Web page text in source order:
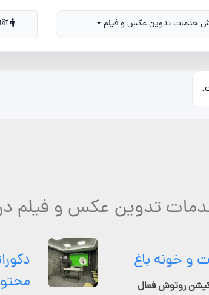
آقا
تدوین عکس و فیلم
و خونه باغ